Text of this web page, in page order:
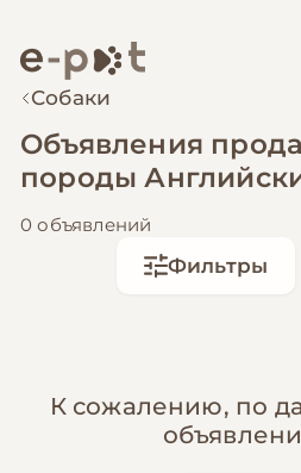
Собаки
Объявления
породы
0 объявлений
Фильтры
К сожалению, по